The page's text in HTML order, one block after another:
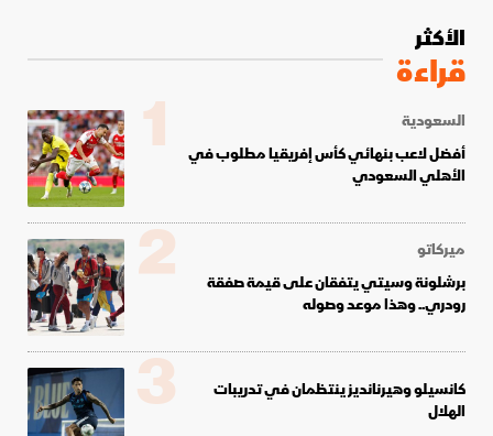
الأكثر
قراءة
السعودية
أفضل لاعب بنهائي كأس إفريقيا مطلوب في
الأهلي السعودي
1
ميركاتو
برشلونة وسيتي يتفقان على قيمة صفقة
رودري.. وهذا موعد وصوله
2
كانسيلو وهيرنانديز ينتظمان في تدريبات
الهلال
3